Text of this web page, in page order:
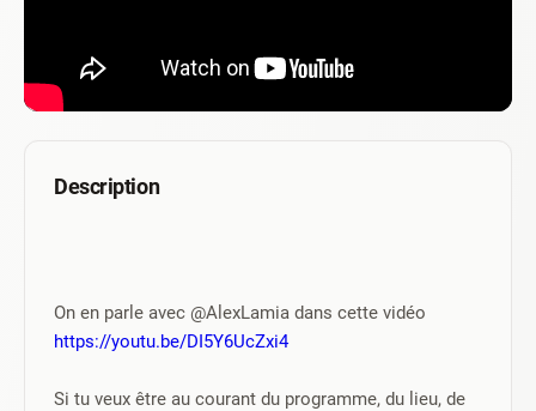
Description
https://youtu.be/DI5Y6UcZxi4
Si tu veux être au courant du programme, du lieu, de